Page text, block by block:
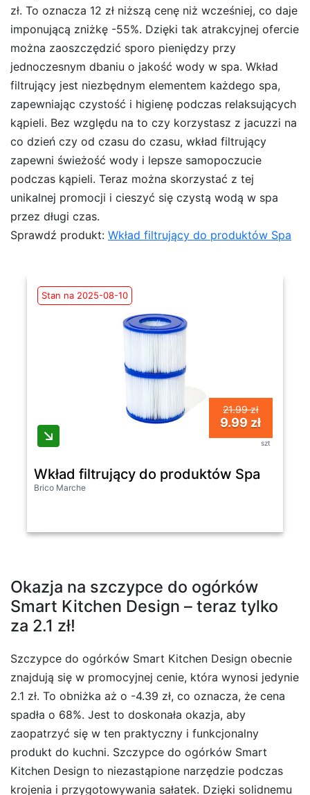
zł. To oznacza 12 zł niższą cenę niż wcześniej, co daje
imponującą zniżkę -55%. Dzięki tak atrakcyjnej ofercie
można zaoszczędzić sporo pieniędzy przy
jednoczesnym dbaniu o jakość wody w spa. Wkład
filtrujący jest niezbędnym elementem każdego spa,
zapewniając czystość i higienę podczas relaksujących
kąpieli. Bez względu na to czy korzystasz z jacuzzi na
co dzień czy od czasu do czasu, wkład filtrujący
zapewni świeżość wody i lepsze samopoczucie
podczas kąpieli. Teraz można skorzystać z tej
unikalnej promocji i cieszyć się czystą wodą w spa
przez długi czas.
Sprawdź produkt: Wkład filtrujący do produktów Spa
Stan na 2025-08-10
21.99 zł
9.99 zł
szt
Wkład filtrujący do produktów Spa
Brico Marche
Okazja na szczypce do ogórków
Smart Kitchen Design – teraz tylko
za 2.1 zł!
Szczypce do ogórków Smart Kitchen Design obecnie
znajdują się w promocyjnej cenie, która wynosi jedynie
2.1 zł. To obniżka aż o -4.39 zł, co oznacza, że cena
spadła o 68%. Jest to doskonała okazja, aby
zaopatrzyć się w ten praktyczny i funkcjonalny
produkt do kuchni. Szczypce do ogórków Smart
Kitchen Design to niezastąpione narzędzie podczas
krojenia i przygotowywania sałatek. Dzięki solidnemu